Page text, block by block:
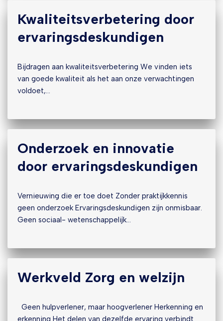
Kwaliteitsverbetering door
ervaringsdeskundigen
Bijdragen aan kwaliteitsverbetering We vinden iets
van goede kwaliteit als het aan onze verwachtingen
voldoet,…
Onderzoek en innovatie
door ervaringsdeskundigen
Vernieuwing die er toe doet Zonder praktijkkennis
geen onderzoek Ervaringsdeskundigen zijn onmisbaar.
Geen sociaal- wetenschappelijk…
Werkveld Zorg en welzijn
Geen hulpverlener, maar hoogverlener Herkenning en
erkenning Het delen van dezelfde ervaring verbindt